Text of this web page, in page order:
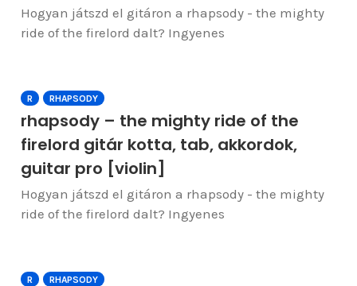
Hogyan játszd el gitáron a rhapsody - the mighty
ride of the firelord dalt? Ingyenes
R RHAPSODY
rhapsody – the mighty ride of the
firelord gitár kotta, tab, akkordok,
guitar pro [violin]
Hogyan játszd el gitáron a rhapsody - the mighty
ride of the firelord dalt? Ingyenes
R RHAPSODY